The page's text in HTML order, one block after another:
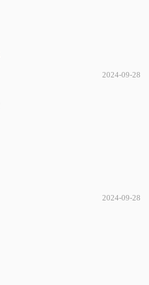
2024-09-28
2024-09-28